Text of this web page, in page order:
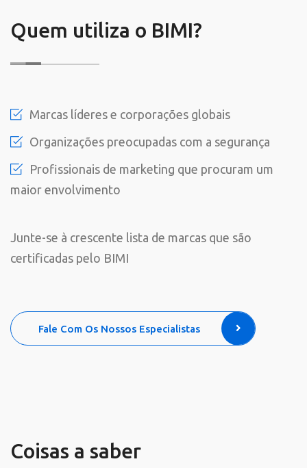
Quem utiliza o BIMI?
Marcas líderes e corporações globais
Organizações preocupadas com a segurança
Profissionais de marketing que procuram um
maior envolvimento
Junte-se à crescente lista de marcas que são
certificadas pelo BIMI
Fale Com Os Nossos Especialistas
Coisas a saber